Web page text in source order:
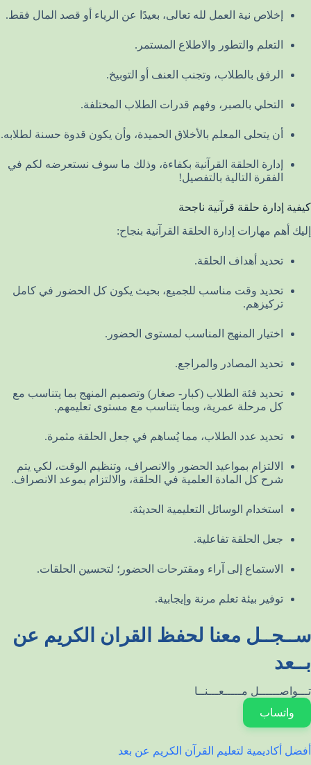
إخلاص نية العمل لله تعالى، بعيدًا عن الرياء أو قصد المال فقط.
التعلم والتطور والاطلاع المستمر.
الرفق بالطلاب، وتجنب العنف أو التوبيخ.
التحلي بالصبر، وفهم قدرات الطلاب المختلفة.
أن يتحلى المعلم بالأخلاق الحميدة، وأن يكون قدوة حسنة لطلابه.
إدارة الحلقة القرآنية بكفاءة، وذلك ما سوف نستعرضه لكم في
الفقرة التالية بالتفصيل!
كيفية إدارة حلقة قرآنية ناجحة
إليك أهم مهارات إدارة الحلقة القرآنية بنجاح:
تحديد أهداف الحلقة.
تحديد وقت مناسب للجميع، بحيث يكون كل الحضور في كامل
تركيزهم.
اختيار المنهج المناسب لمستوى الحضور.
تحديد المصادر والمراجع.
تحديد فئة الطلاب (كبار- صغار) وتصميم المنهج بما يتناسب مع
كل مرحلة عمرية، وبما يتناسب مع مستوى تعليمهم.
تحديد عدد الطلاب، مما يُساهم في جعل الحلقة مثمرة.
الالتزام بمواعيد الحضور والانصراف، وتنظيم الوقت، لكي يتم
شرح كل المادة العلمية في الحلقة، والالتزام بموعد الانصراف.
استخدام الوسائل التعليمية الحديثة.
جعل الحلقة تفاعلية.
الاستماع إلى آراء ومقترحات الحضور؛ لتحسين الحلقات.
توفير بيئة تعلم مرنة وإيجابية.
ســجــل معنا لحفظ القران الكريم عن
بــعد
تـــواصــــــل مـــــعـــنــا
واتساب
أفضل أكاديمية لتعليم القرآن الكريم عن بعد